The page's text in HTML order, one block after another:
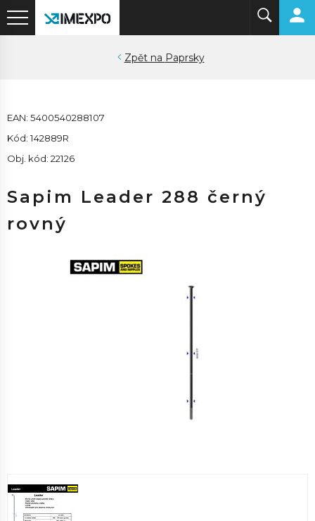
Paprsky
EAN: 5400540288107
Kód: 142889R
Obj. kód: 22126
Sapim Leader 288 černý
rovný